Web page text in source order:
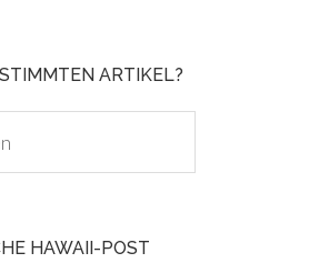
ARTIKEL?
HAWAII-POST